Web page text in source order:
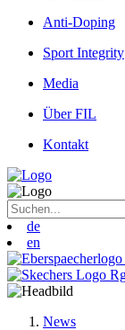
Anti-Doping
Sport Integrity
Media
Über FIL
Kontakt
de
en
News